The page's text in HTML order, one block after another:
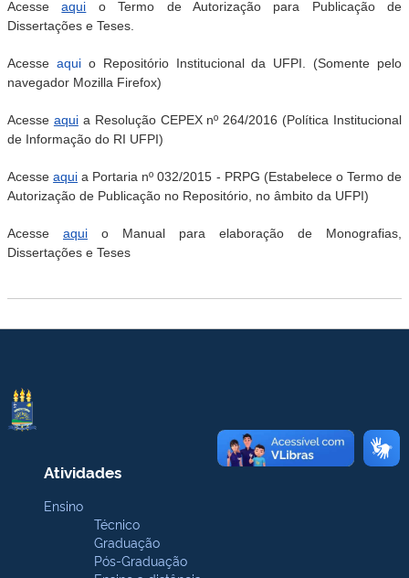
Acesseaqui o Termo de Autorização para Publicação de
Dissertações e Teses.
Acesse aquio Repositório Institucional da UFPI. (Somente pelo
navegador Mozilla Firefox)
Acesse aquia Resolução CEPEX nº 264/2016 (Política Institucional
de Informação do RI UFPI)
Acesseaqui a Portaria nº 032/2015 - PRPG (Estabelece o Termo de
Autorização de Publicação no Repositório, no âmbito da UFPI)
Acesse aqui o Manual para elaboração de Monografias,
Dissertações e Teses
Atividades
Ensino
Técnico
Graduação
Pós-Graduação